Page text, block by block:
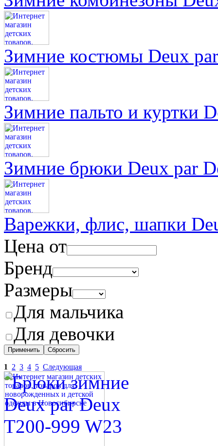
Зимние костюмы Deux
Зимние пальто и куртки
Зимние брюки Deux par
Варежки, флис, шапки
Цена от
Бренд
Размеры
Для мальчика
Для девочки
1 2 3 4 5 Следующая